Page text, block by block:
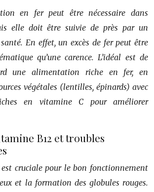
en fer peut être nécessaire dans
elle doit être suivie de près par un
En effet, un excès de fer peut être
qu’une carence. L’idéal est de
une alimentation riche en fer, en
végétales (lentilles, épinards) avec
en vitamine C pour améliorer
B12 et troubles
cruciale pour le bon fonctionnement
et la formation des globules rouges.